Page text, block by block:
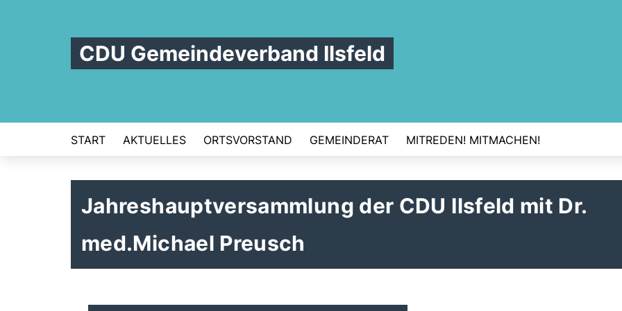
CDU Gemeindeverband Ilsfeld
START AKTUELLES ORTSVORSTAND GEMEINDERAT MITREDEN! MITMACHEN!
Jahreshauptversammlung der CDU Ilsfeld mit Dr.
med.Michael Preusch